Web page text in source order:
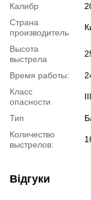
Калибр
Страна
производитель
Высота
выстрела
Время работы:
Класс
опасности
III
Тип
Количество
выстрелов:
Відгуки